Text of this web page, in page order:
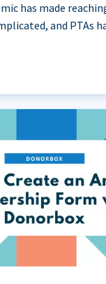
has made
and PTAs